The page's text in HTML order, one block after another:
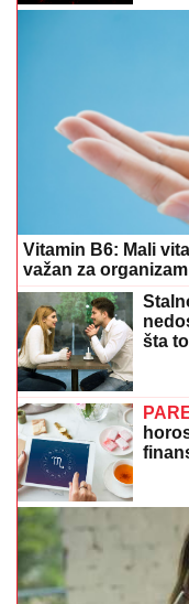
Vitamin B6: Mali
važan za organizam
šta